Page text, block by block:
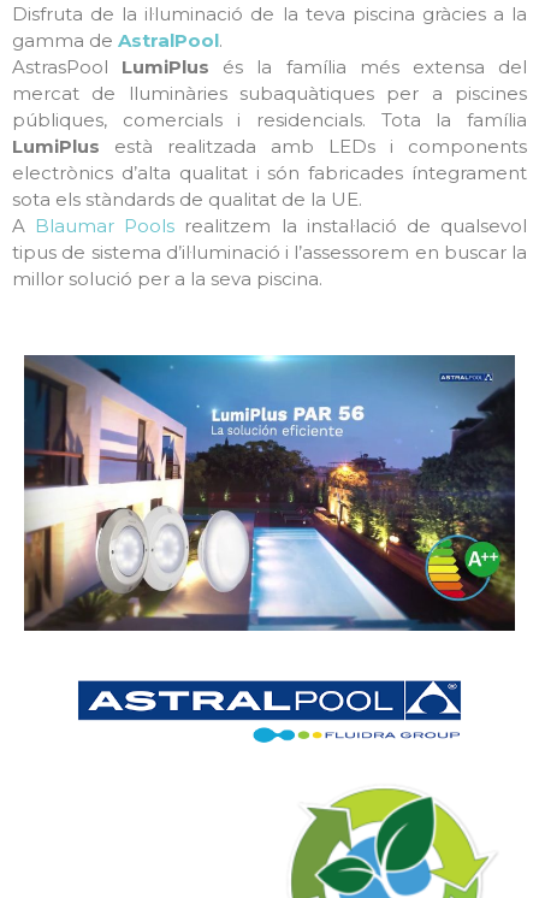
Disfruta de la il·luminació de la teva piscina gràcies a la
gamma de AstralPool.
AstrasPool LumiPlus és la família més extensa del
mercat de lluminàries subaquàtiques per a piscines
públiques, comercials i residencials. Tota la família
LumiPlus està realitzada amb LEDs i components
electrònics d’alta qualitat i són fabricades íntegrament
sota els stàndards de qualitat de la UE.
A Blaumar Pools realitzem la instal·lació de qualsevol
tipus de sistema d’il·luminació i l’assessorem en buscar la
millor solució per a la seva piscina.